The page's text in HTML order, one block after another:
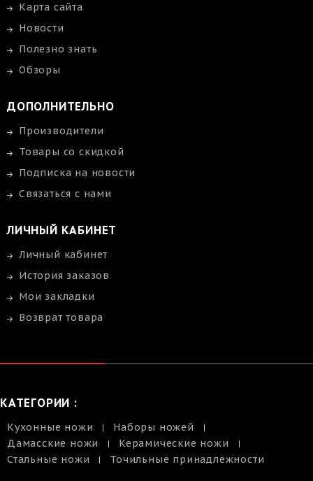
Карта сайта
Новости
Полезно знать
Обзоры
ДОПОЛНИТЕЛЬНО
Производители
Товары со скидкой
Подписка на новости
Связаться с нами
ЛИЧНЫЙ КАБИНЕТ
Личный кабинет
История заказов
Мои закладки
Возврат товара
КАТЕГОРИИ :
Кухонные ножи
Наборы ножей
Дамасские ножи
Керамические ножи
Стальные ножи
Точильные принадлежности